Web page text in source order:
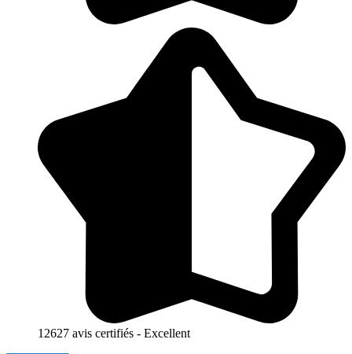
12627 avis certifiés - Excellent